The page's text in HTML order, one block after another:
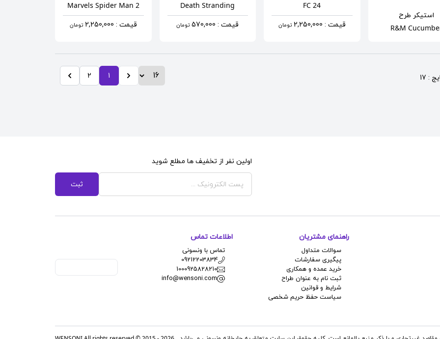
استیکر طرح
R&M
FC 24
قیمت : 2,250,000 تومان
Death Stranding
قیمت : 570,000 تومان
Marvels Spider Man 2
قیمت : 2,250,000 تومان
: 17
1
2
اولین نفر از تخفیف ها مطلع شوید
ثبت
راهنمای مشتریان
سوالات متداول
پیگیری سفارشات
خرید عمده و همکاری
ثبت نام به عنوان طراح
شرایط و قوانین
سیاست حفظ حریم شخصی
اطلاعات تماس
تماس با ونسونی
09212203834
1000925828210
info@wensoni.com